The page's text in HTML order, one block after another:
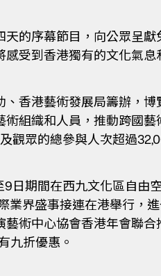
的序幕節目，向公眾呈
受到香港獨有的文化氣息
香港藝術發展局籌辦，
組織和人員，推動跨國
觀眾的總參與人次超過
日期間在西九文化區自
界盛事接連在港舉行，
術中心協會香港年會聯
九折優惠。